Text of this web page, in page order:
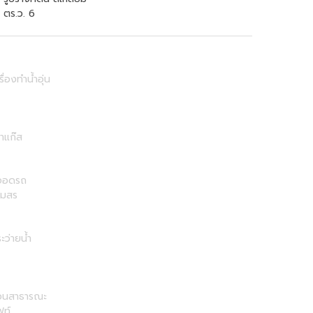
ตร.ว. 6
องทำน้ำอุ่น
แก๊ส
อดรถ
สร
ว่ายน้ำ
สาธารณะ